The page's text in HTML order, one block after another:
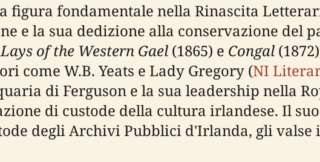
figura fondamentale nella Rinascita
e la sua dedizione alla conservazione del
Lays of the Western Gael (1865) e Congal
come W.B. Yeats e Lady Gregory (NI
di Ferguson e la sua leadership nella
di custode della cultura irlandese. Il
degli Archivi Pubblici d'Irlanda, gli valse